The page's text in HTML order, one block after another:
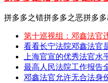
拼多多之错拼多多之恶拼多
第十巡视组：邓鑫法官
看看长宁法院邓鑫法官
上海官宣的优秀法官水
最高人民法院工作报告
邓鑫法官允许无合法身